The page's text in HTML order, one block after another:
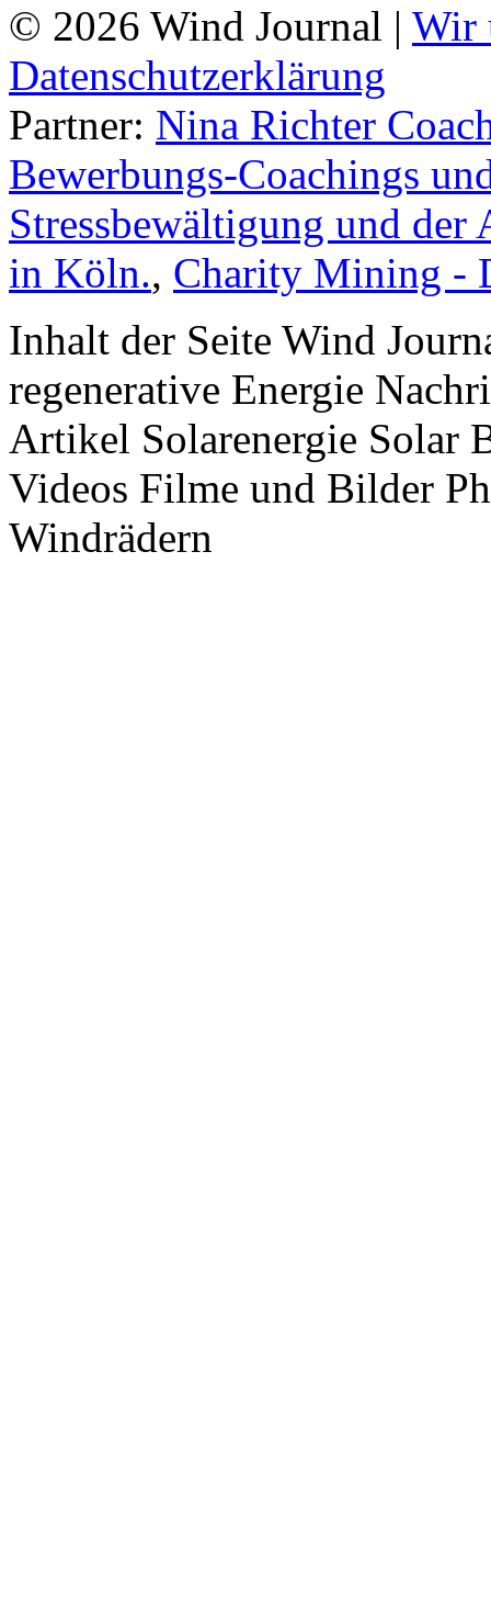
© 2026 Wind Journal | Wir
Datenschutzerklärung
Partner: Nina Richter
Bewerbungs-Coachings
Stressbewältigung und
in Köln., Charity Mining -
Inhalt der Seite Wind
regenerative Energie
Artikel Solarenergie Solar
Videos Filme und Bilder
Windrädern